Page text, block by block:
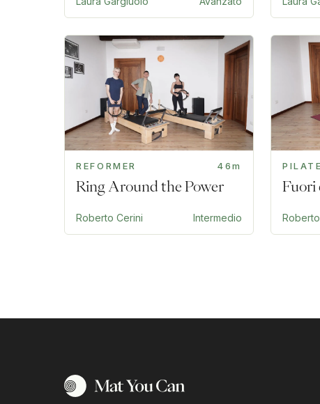
REFORMER 46m
Ring Around the Power
Roberto Cerini Intermedio
Fuori